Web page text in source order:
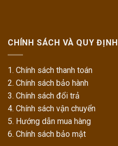
CHÍNH SÁCH VÀ QUY ĐỊNH
1. Chính sách thanh toán
2. Chính sách bảo hành
3. Chính sách đổi trả
4. Chính sách vận chuyển
5. Hướng dẫn mua hàng
6. Chính sách bảo mật